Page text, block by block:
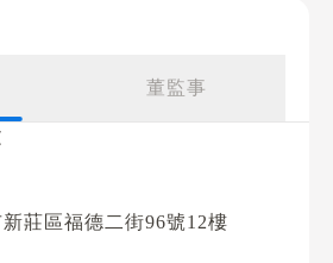
董監事
莊區福德二街96號12樓